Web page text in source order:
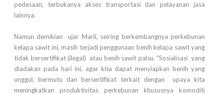
pedesaan, terbukanya akses transportasi dan pelayanan jasa
lainnya.
Namun demikian ujar Marli, seiring berkembangnya perkebunan
kelapa sawit ini, masih terjadi penggunaan benih kelapa sawit yang
tidak bersertifikat (ilegal) atau benih sawit palsu. "Sosialisasi yang
diadakan pada hari ini, agar kita dapat menyiapkan benih yang
unggul, bermutu dan bersertifikat terkait dengan upaya kita
meningkatkan produktivitas perkebunan khususnya komoditi